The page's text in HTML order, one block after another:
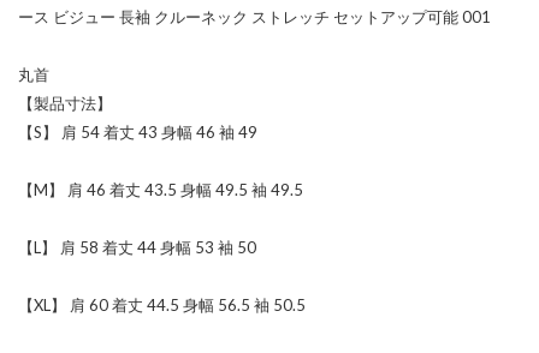
ース ビジュー 長袖 クルーネック ストレッチ セットアップ可能 001
丸首
【製品寸法】
【S】 肩 54 着丈 43 身幅 46 袖 49
【M】 肩 46 着丈 43.5 身幅 49.5 袖 49.5
【L】 肩 58 着丈 44 身幅 53 袖 50
【XL】 肩 60 着丈 44.5 身幅 56.5 袖 50.5